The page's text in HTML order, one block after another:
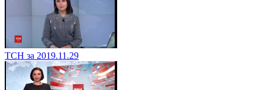
ТСН за 2019.11.29